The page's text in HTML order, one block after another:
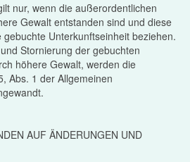
nur, wenn die außerordentlichen
Gewalt entstanden sind und diese
Unterkunftseinheit beziehen.
Stornierung der gebuchten
höhere Gewalt, werden die
Abs. 1 der Allgemeinen
AUF ÄNDERUNGEN UND